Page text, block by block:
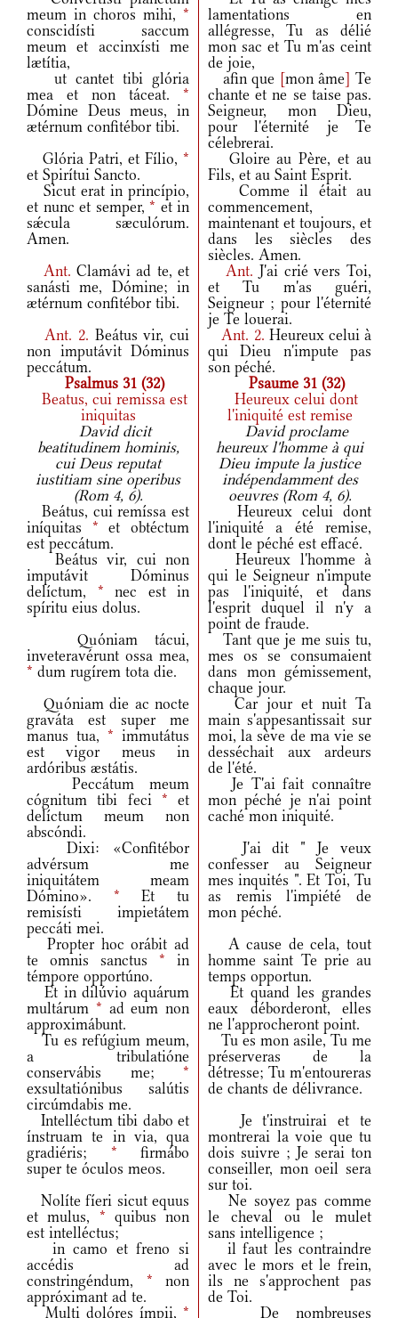
meum in choros mihi, *
conscidísti saccum
meum et accinxísti me
lætítia,
lamentations en
allégresse, Tu as délié
mon sac et Tu m'as ceint
de joie,
ut cantet tibi glória
mea et non táceat. *
Dómine Deus meus, in
ætérnum confitébor tibi.
afin que [mon âme] Te
chante et ne se taise pas.
Seigneur, mon Dieu,
pour l'éternité je Te
célebrerai.
Glória Patri, et Fílio, *
et Spirítui Sancto.
Gloire au Père, et au
Fils, et au Saint Esprit.
Sicut erat in princípio,
et nunc et semper, * et in
sǽcula sæculórum.
Amen.
Comme il était au
commencement,
maintenant et toujours, et
dans les siècles des
siècles. Amen.
Ant.Clamávi ad te, et
sanásti me, Dómine; in
ætérnum confitébor tibi.
Ant. J'ai crié vers Toi,
et Tu m'as guéri,
Seigneur ; pour l'éternité
je Te louerai.
Ant. 2. Beátus vir, cui
non imputávit Dóminus
peccátum.
Ant. 2. Heureux celui à
qui Dieu n'impute pas
son péché.
Psalmus 31 (32)
Psaume 31 (32)
Beatus, cui remissa est
iniquitas
Heureux celui dont
l'iniquité est remise
David dicit
beatitudinem hominis,
cui Deus reputat
iustitiam sine operibus
(Rom 4, 6).
David proclame
heureux l'homme à qui
Dieu impute la justice
indépendamment des
oeuvres (Rom 4, 6).
Beátus, cui remíssa est
iníquitas * et obtéctum
est peccátum.
Heureux celui dont
l'iniquité a été remise,
dont le péché est effacé.
Beátus vir, cui non
imputávit Dóminus
delíctum, * nec est in
spíritu eius dolus.
Heureux l'homme à
qui le Seigneur n'impute
pas l'iniquité, et dans
l'esprit duquel il n'y a
point de fraude.
Quóniam tácui,
inveteravérunt ossa mea,
* dum rugírem tota die.
Tant que je me suis tu,
mes os se consumaient
dans mon gémissement,
chaque jour.
Quóniam die ac nocte
graváta est super me
manus tua, * immutátus
est vigor meus in
ardóribus æstátis.
Car jour et nuit Ta
main s'appesantissait sur
moi, la sève de ma vie se
desséchait aux ardeurs
de l'été.
Peccátum meum
cógnitum tibi feci * et
delíctum meum non
abscóndi.
Je T'ai fait connaître
mon péché je n'ai point
caché mon iniquité.
Dixi: «Confitébor
advérsum me
iniquitátem meam
Dómino». * Et tu
remisísti impietátem
peccáti mei.
J'ai dit " Je veux
confesser au Seigneur
mes inquités ". Et Toi, Tu
as remis l'impiété de
mon péché.
Propter hoc orábit ad
te omnis sanctus * in
témpore opportúno.
A cause de cela, tout
homme saint Te prie au
temps opportun.
Et in dilúvio aquárum
multárum * ad eum non
approximábunt.
Et quand les grandes
eaux déborderont, elles
ne l'approcheront point.
Tu es refúgium meum,
a tribulatióne
conservábis me; *
exsultatiónibus salútis
circúmdabis me.
Tu es mon asile, Tu me
préserveras de la
détresse; Tu m'entoureras
de chants de délivrance.
Intelléctum tibi dabo et
ínstruam te in via, qua
gradiéris; * firmábo
super te óculos meos.
Je t'instruirai et te
montrerai la voie que tu
dois suivre ; Je serai ton
conseiller, mon oeil sera
sur toi.
Nolíte fíeri sicut equus
et mulus, * quibus non
est intelléctus;
Ne soyez pas comme
le cheval ou le mulet
sans intelligence ;
in camo et freno si
accédis ad
constringéndum, * non
appróximant ad te.
il faut les contraindre
avec le mors et le frein,
ils ne s'approchent pas
de Toi.
Multi dolóres ímpii, *
De nombreuses